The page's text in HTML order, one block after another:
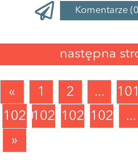
Komentarze
następna
« 1 2 ...
1020102110221023 ...
»